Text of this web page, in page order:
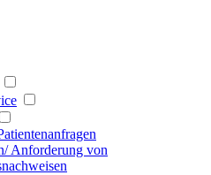
Anforderung von